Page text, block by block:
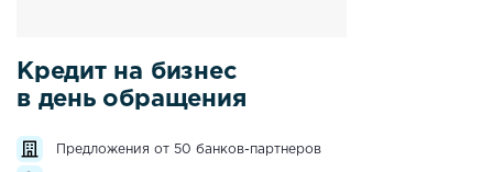
Кредит на бизнес
в день обращения
Предложения от 50 банков-партнеров